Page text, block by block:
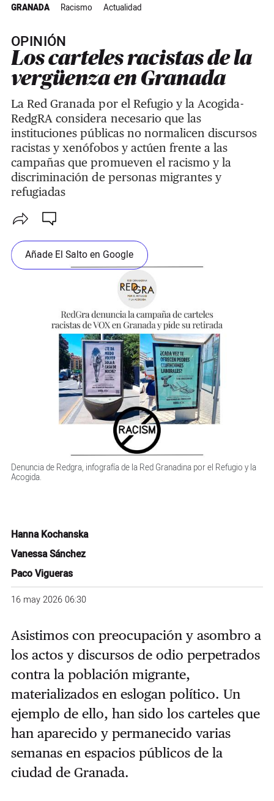
GRANADA Racismo Actualidad
OPINIÓN
Los carteles racistas de la
vergüenza en Granada
La Red Granada por el Refugio y la Acogida-
RedgRA considera necesario que las
instituciones públicas no normalicen discursos
racistas y xenófobos y actúen frente a las
campañas que promueven el racismo y la
discriminación de personas migrantes y
refugiadas
Añade El Salto en Google
Denuncia de Redgra, infografía de la Red Granadina por el Refugio y la
Acogida.
Hanna Kochanska
Vanessa Sánchez
Paco Vigueras
16 may 2026 06:30
Asistimos con preocupación y asombro a
los actos y discursos de odio perpetrados
contra la población migrante,
materializados en eslogan político. Un
ejemplo de ello, han sido los carteles que
han aparecido y permanecido varias
semanas en espacios públicos de la
ciudad de Granada.